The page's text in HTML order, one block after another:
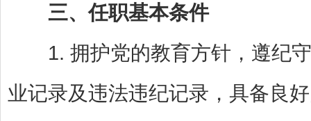
三、任职基本条件
1. 拥护党的教育方针，遵纪守
业记录及违法违纪记录，具备良